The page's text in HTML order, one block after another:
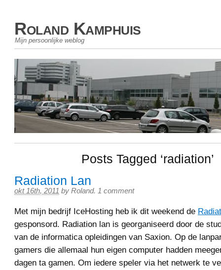
Roland Kamphuis
Mijn persoonlijke weblog
Posts Tagged ‘radiation’
Radiation Lan
okt 16th, 2011 by Roland. 1 comment
Met mijn bedrijf IceHosting heb ik dit weekend de
gesponsord. Radiation lan is georganiseerd door de
van de informatica opleidingen van Saxion. Op de
gamers die allemaal hun eigen computer hadden
dagen ta gamen. Om iedere speler via het netwerk te